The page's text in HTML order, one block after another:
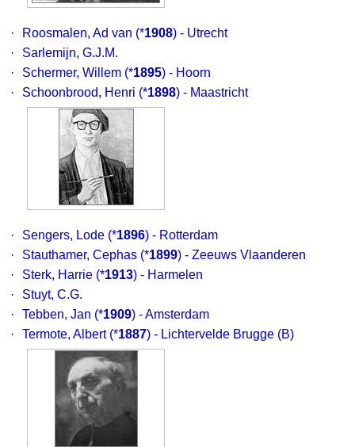
· Roosmalen, Ad van (*1908) - Utrecht
·
Sarlemijn, G.J.M.
·
Schermer, Willem (*1895) - Hoorn
·
Schoonbrood, Henri (*1898) - Maastricht
· Sengers, Lode (*1896) - Rotterdam
·
Stauthamer, Cephas (*1899) - Zeeuws Vlaanderen
·
Sterk, Harrie (*1913) - Harmelen
·
Stuyt, C.G.
·
Tebben, Jan (*1909) - Amsterdam
·
Termote, Albert (*1887) - Lichtervelde Brugge (B)